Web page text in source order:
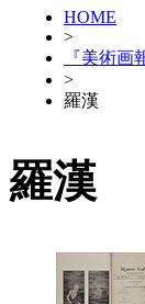
HOME
>
『美術画
>
羅漢
羅漢